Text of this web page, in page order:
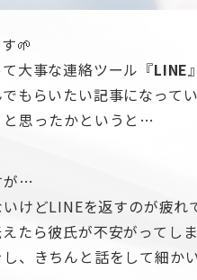
🌱
大事な連絡ツール『LINE
もらいたい記事になってい
思ったかというと…
が…
けどLINEを返すのが疲
たら彼氏が不安がってし
、きちんと話をして細か